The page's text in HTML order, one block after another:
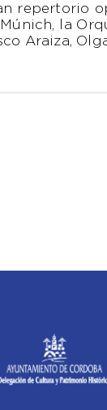
repertorio
la
Araiza,